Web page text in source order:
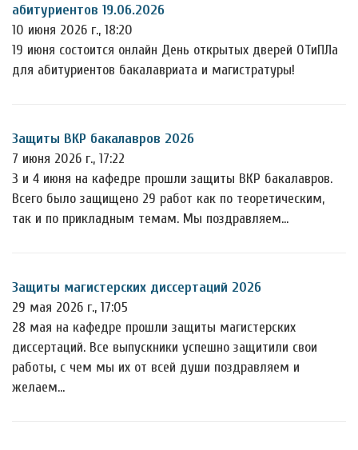
абитуриентов 19.06.2026
10 июня 2026 г., 18:20
19 июня состоится онлайн День открытых дверей ОТиПЛа
для абитуриентов бакалавриата и магистратуры!
Защиты ВКР бакалавров 2026
7 июня 2026 г., 17:22
3 и 4 июня на кафедре прошли защиты ВКР бакалавров.
Всего было защищено 29 работ как по теоретическим,
так и по прикладным темам. Мы поздравляем…
Защиты магистерских диссертаций 2026
29 мая 2026 г., 17:05
28 мая на кафедре прошли защиты магистерских
диссертаций. Все выпускники успешно защитили свои
работы, с чем мы их от всей души поздравляем и
желаем…